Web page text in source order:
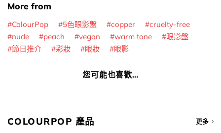
More from
ColourPop 5色眼影盤 copper
cruelty-free
nude
peach vegan warm tone
眼影盤
節日推介
彩妝 眼妝 眼影
您可能也喜歡…
COLOURPOP 產品 更多